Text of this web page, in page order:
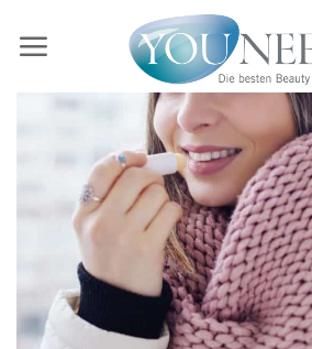
to
content